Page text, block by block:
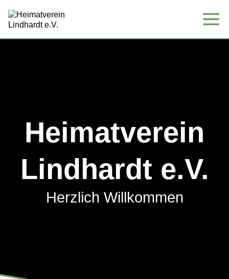
Heimatverein
Lindhardt e.V.
Herzlich Willkommen